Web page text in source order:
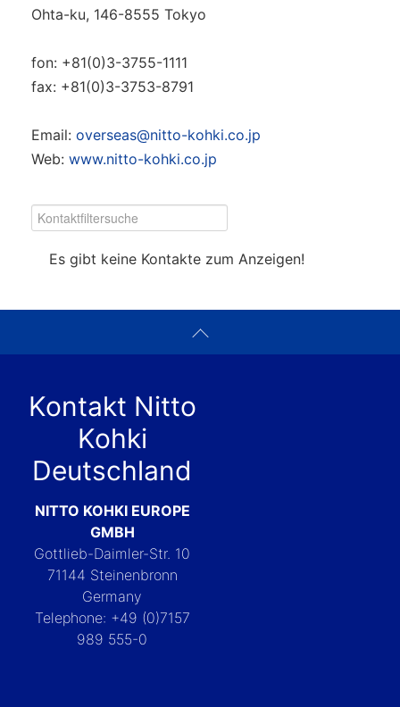
Ohta-ku, 146-8555 Tokyo
fon: +81(0)3-3755-1111
fax: +81(0)3-3753-8791
Email: overseas@nitto-kohki.co.jp
Web: www.nitto-kohki.co.jp
Es gibt keine Kontakte zum Anzeigen!
Kontakt Nitto
Kohki
Deutschland
NITTO KOHKI EUROPE
GMBH
Gottlieb-Daimler-Str. 10
71144 Steinenbronn
Germany
Telephone: +49 (0)7157
989 555-0